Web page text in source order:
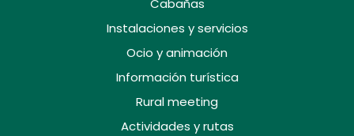
Cabañas
Instalaciones y servicios
Ocio y animación
Información turística
Rural meeting
Actividades y rutas